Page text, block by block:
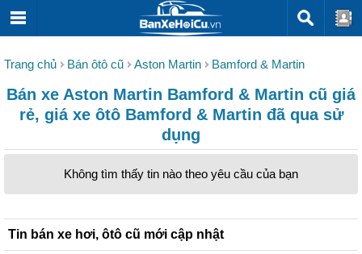
Trang chủ Bán ôtô cũ Aston Martin Bamford & Martin
Bán xe Aston Martin Bamford & Martin cũ giá
rẻ, giá xe ôtô Bamford & Martin đã qua sử
dụng
Không tìm thấy tin nào theo yêu cầu của bạn
Tin bán xe hơi, ôtô cũ mới cập nhật